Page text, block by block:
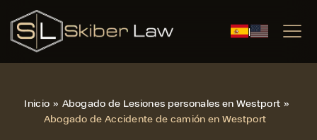
|
Inicio » Abogado de Lesiones personales en Westport »
Abogado de Accidente de camión en Westport